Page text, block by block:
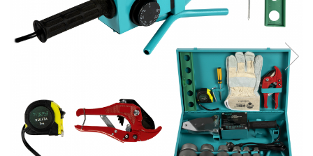
Hidrofor cu pompa submersibila
Pompe de stropit
Mori electrice
Mori electrice cereale